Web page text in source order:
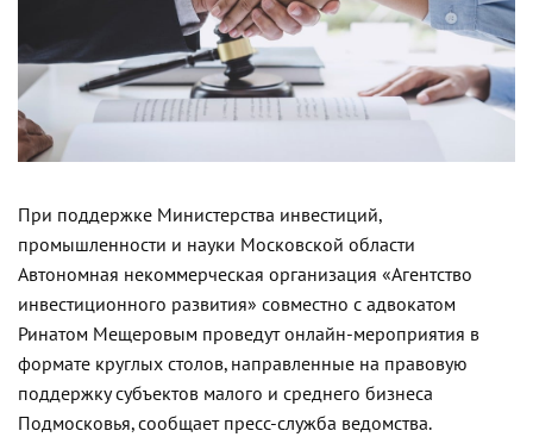
При поддержке Министерства инвестиций,
промышленности и науки Московской области
Автономная некоммерческая организация «Агентство
инвестиционного развития» совместно с адвокатом
Ринатом Мещеровым проведут онлайн-мероприятия в
формате круглых столов, направленные на правовую
поддержку субъектов малого и среднего бизнеса
Подмосковья, сообщает пресс-служба ведомства.